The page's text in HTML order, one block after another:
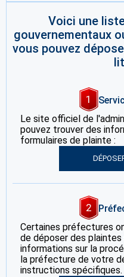
Voici une
gouvernementaux
vous pouvez
1
Le site officiel de
pouvez trouver des
formulaires de plainte :
2
Certaines préfectures
de déposer des
informations sur la
la préfecture de votre
instructions spécifiques.